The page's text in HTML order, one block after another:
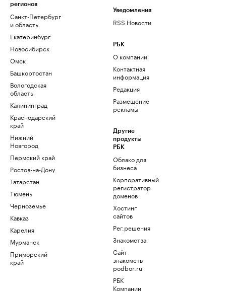
регионов
Санкт-Петербург
и область
Екатеринбург
Новосибирск
Омск
Башкортостан
Вологодская
область
Калининград
Краснодарский
край
Нижний
Новгород
Пермский край
Ростов-на-Дону
Татарстан
Тюмень
Черноземье
Кавказ
Карелия
Мурманск
Приморский
край
Уведомления
RSS Новости
РБК
О компании
Контактная
информация
Редакция
Размещение
рекламы
Другие
продукты
РБК
Облако для
бизнеса
Корпоративный
регистратор
доменов
Хостинг
сайтов
Рег.решения
Знакомства
Сайт
знакомств
podbor.ru
РБК
Компании